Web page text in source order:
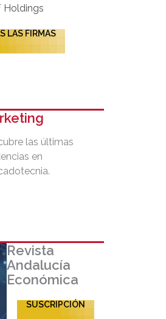
Holdings
LAS FIRMAS
las últimas
en
Revista
Andalucía
Económica
SUSCRIPCIÓN